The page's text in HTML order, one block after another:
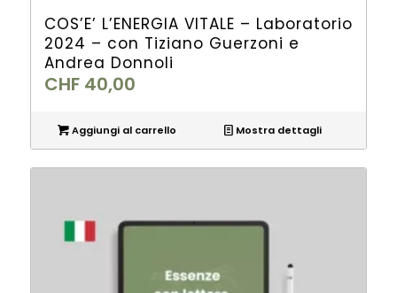
COS’E’ L’ENERGIA VITALE – Laboratorio
2024 – con Tiziano Guerzoni e
Andrea Donnoli
CHF40,00
Aggiungi al carrello Mostra dettagli